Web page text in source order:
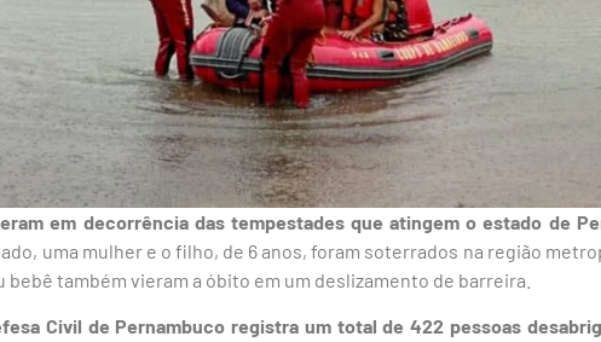
em decorrência das tempestades que atingem o estado de
uma mulher e o filho, de 6 anos, foram soterrados na região
bebê também vieram a óbito em um deslizamento de barreira.
Civil de Pernambuco registra um total de 422 pessoas